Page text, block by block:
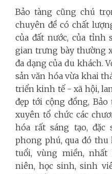
Bảo tàng cũng chú
chuyên đề có chất
của đất nước, của tỉnh
gian trưng bày thường
đa dạng của du khách.
sản văn hóa vừa khai
triển kinh tế - xã hội,
đẹp tới cộng đồng,
xuyên tổ chức các
hóa rất sáng tạo, đặc
phong phú, qua đó
tuổi, vùng miền,
niên, học sinh, sinh